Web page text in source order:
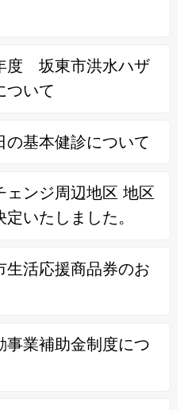
度 坂東市洪水ハザ
ついて
の基本健診について
ェンジ周辺地区 地区
いたしました。
生活応援商品券のお
事業補助金制度につ